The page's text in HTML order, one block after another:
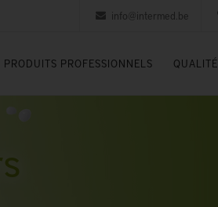
info@intermed.be
PRODUITS PROFESSIONNELS QUALITÉ